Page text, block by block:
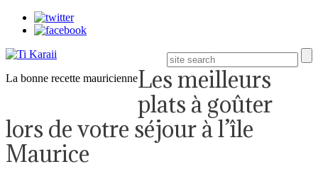
La bonne recette mauricienneLes meilleurs
plats à goûter
lors de votre séjour à l’île
Maurice